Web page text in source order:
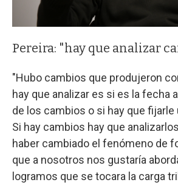
Pereira: "hay que analizar
"Hubo cambios que produjeron
hay que analizar es si es la fecha
de los cambios o si hay que fijarle
Si hay cambios hay que
haber cambiado el fenómeno de
que a nosotros nos gustaría
logramos que se tocara la carga